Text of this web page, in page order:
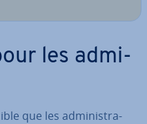
les ad­mi­
que les ad­mi­nis­tra­